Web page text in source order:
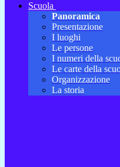
Scuola
Panoramica
Presentazione
I luoghi
Le persone
I numeri della
Le carte della
Organizzazione
La storia